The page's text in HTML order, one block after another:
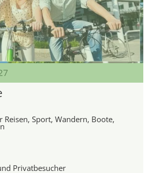
Reisen, Sport, Wandern, Boote,
Privatbesucher